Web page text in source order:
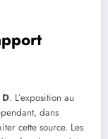
. L’exposition au
dans
cette source. Les